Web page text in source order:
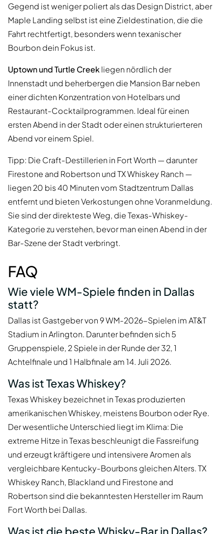
Gegend ist weniger poliert als das Design District, aber
Maple Landing selbst ist eine Zieldestination, die die
Fahrt rechtfertigt, besonders wenn texanischer
Bourbon dein Fokus ist.
Uptown und Turtle Creekliegen nördlich der
Innenstadt und beherbergen die Mansion Bar neben
einer dichten Konzentration von Hotelbars und
Restaurant-Cocktailprogrammen. Ideal für einen
ersten Abend in der Stadt oder einen strukturierteren
Abend vor einem Spiel.
Tipp: Die Craft-Destillerien in Fort Worth — darunter
Firestone and Robertson und TX Whiskey Ranch —
liegen 20 bis 40 Minuten vom Stadtzentrum Dallas
entfernt und bieten Verkostungen ohne Voranmeldung.
Sie sind der direkteste Weg, die Texas-Whiskey-
Kategorie zu verstehen, bevor man einen Abend in der
Bar-Szene der Stadt verbringt.
FAQ
Wie viele WM-Spiele finden in Dallas
statt?
Dallas ist Gastgeber von 9 WM-2026-Spielen im AT&T
Stadium in Arlington. Darunter befinden sich 5
Gruppenspiele, 2 Spiele in der Runde der 32, 1
Achtelfinale und 1 Halbfinale am 14. Juli 2026.
Was ist Texas Whiskey?
Texas Whiskey bezeichnet in Texas produzierten
amerikanischen Whiskey, meistens Bourbon oder Rye.
Der wesentliche Unterschied liegt im Klima: Die
extreme Hitze in Texas beschleunigt die Fassreifung
und erzeugt kräftigere und intensivere Aromen als
vergleichbare Kentucky-Bourbons gleichen Alters. TX
Whiskey Ranch, Blackland und Firestone and
Robertson sind die bekanntesten Hersteller im Raum
Fort Worth bei Dallas.
Was ist die beste Whisky-Bar in Dallas?